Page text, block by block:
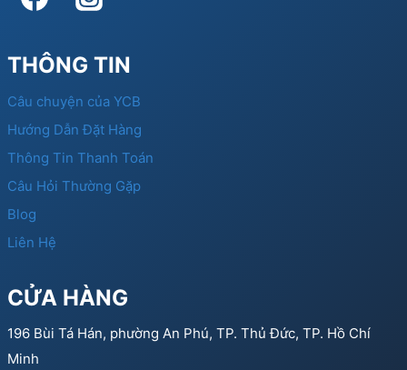
THÔNG TIN
Câu chuyện của YCB
Hướng Dẫn Đặt Hàng
Thông Tin Thanh Toán
Câu Hỏi Thường Gặp
Blog
Liên Hệ
CỬA HÀNG
196 Bùi Tá Hán, phường An Phú, TP. Thủ Đức, TP. Hồ Chí
Minh